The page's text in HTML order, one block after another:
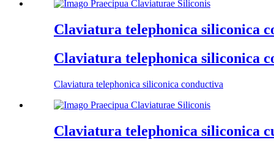
Claviatura telephonica siliconica
Claviatura telephonica siliconica
Claviatura telephonica siliconica conductiva
Claviatura telephonica siliconica